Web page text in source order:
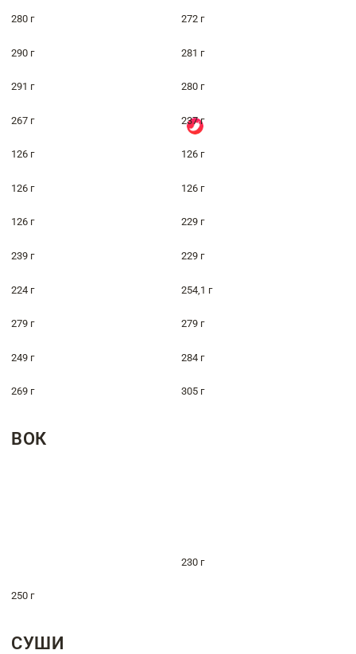
280 г 272 г
290 г 281 г
291 г 280 г
267 г 237 г
126 г 126 г
126 г 126 г
126 г 229 г
239 г 229 г
224 г 254,1 г
279 г 279 г
249 г 284 г
269 г 305 г
ВОК
230 г
250 г
СУШИ